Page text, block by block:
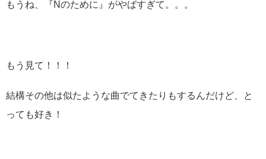
もうね、『Nのために』がやばすぎて。。。
もう見て！！！
結構その他は似たような曲でてきたりもするんだけど、と
っても好き！